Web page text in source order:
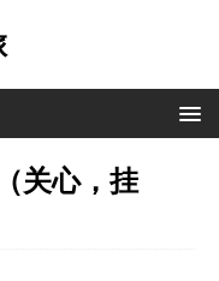
关心，挂